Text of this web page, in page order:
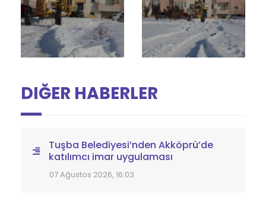
DIĞER HABERLER
Tuşba Belediyesi’nden Akköprü’de
katılımcı imar uygulaması
07 Ağustos 2026, 16:03